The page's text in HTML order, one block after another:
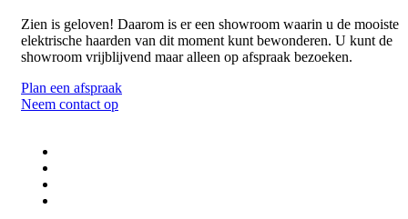
Zien is geloven! Daarom is er een showroom waarin u de mooiste
elektrische haarden van dit moment kunt bewonderen. U kunt de
showroom vrijblijvend maar alleen op afspraak bezoeken.
Plan een afspraak
Neem contact op